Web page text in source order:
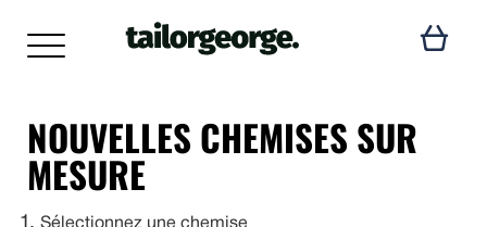
NOUVELLES CHEMISES SUR
MESURE
1 Sélectionnez une chemise